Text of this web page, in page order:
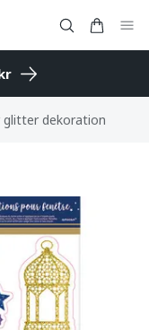
glitter dekoration